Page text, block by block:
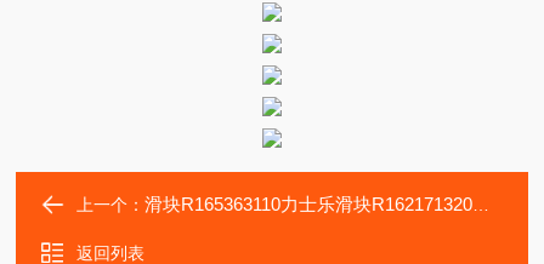
上一个：滑块R165363110力士乐滑块R162171320大隈卧加MA-H运动轴承
返回列表